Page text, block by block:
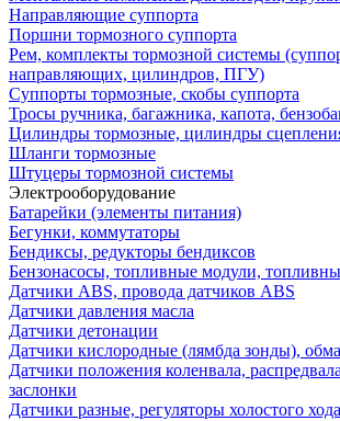
Направляющие суппорта
Поршни тормозного суппорта
Рем, комплекты тормозной системы
направляющих, цилиндров, ПГУ)
Суппорты тормозные, скобы суппорта
Тросы ручника, багажника, капота,
Цилиндры тормозные, цилиндры
Шланги тормозные
Штуцеры тормозной системы
Электрооборудование
Батарейки (элементы питания)
Бегунки, коммутаторы
Бендиксы, редукторы бендиксов
Бензонасосы, топливные модули,
Датчики ABS, провода датчиков ABS
Датчики давления масла
Датчики детонации
Датчики кислородные (лямбда зонды),
Датчики положения коленвала,
заслонки
Датчики разные, регуляторы холостого хода